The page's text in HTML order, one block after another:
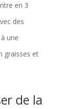
en 3
des
une
graisses et
de la